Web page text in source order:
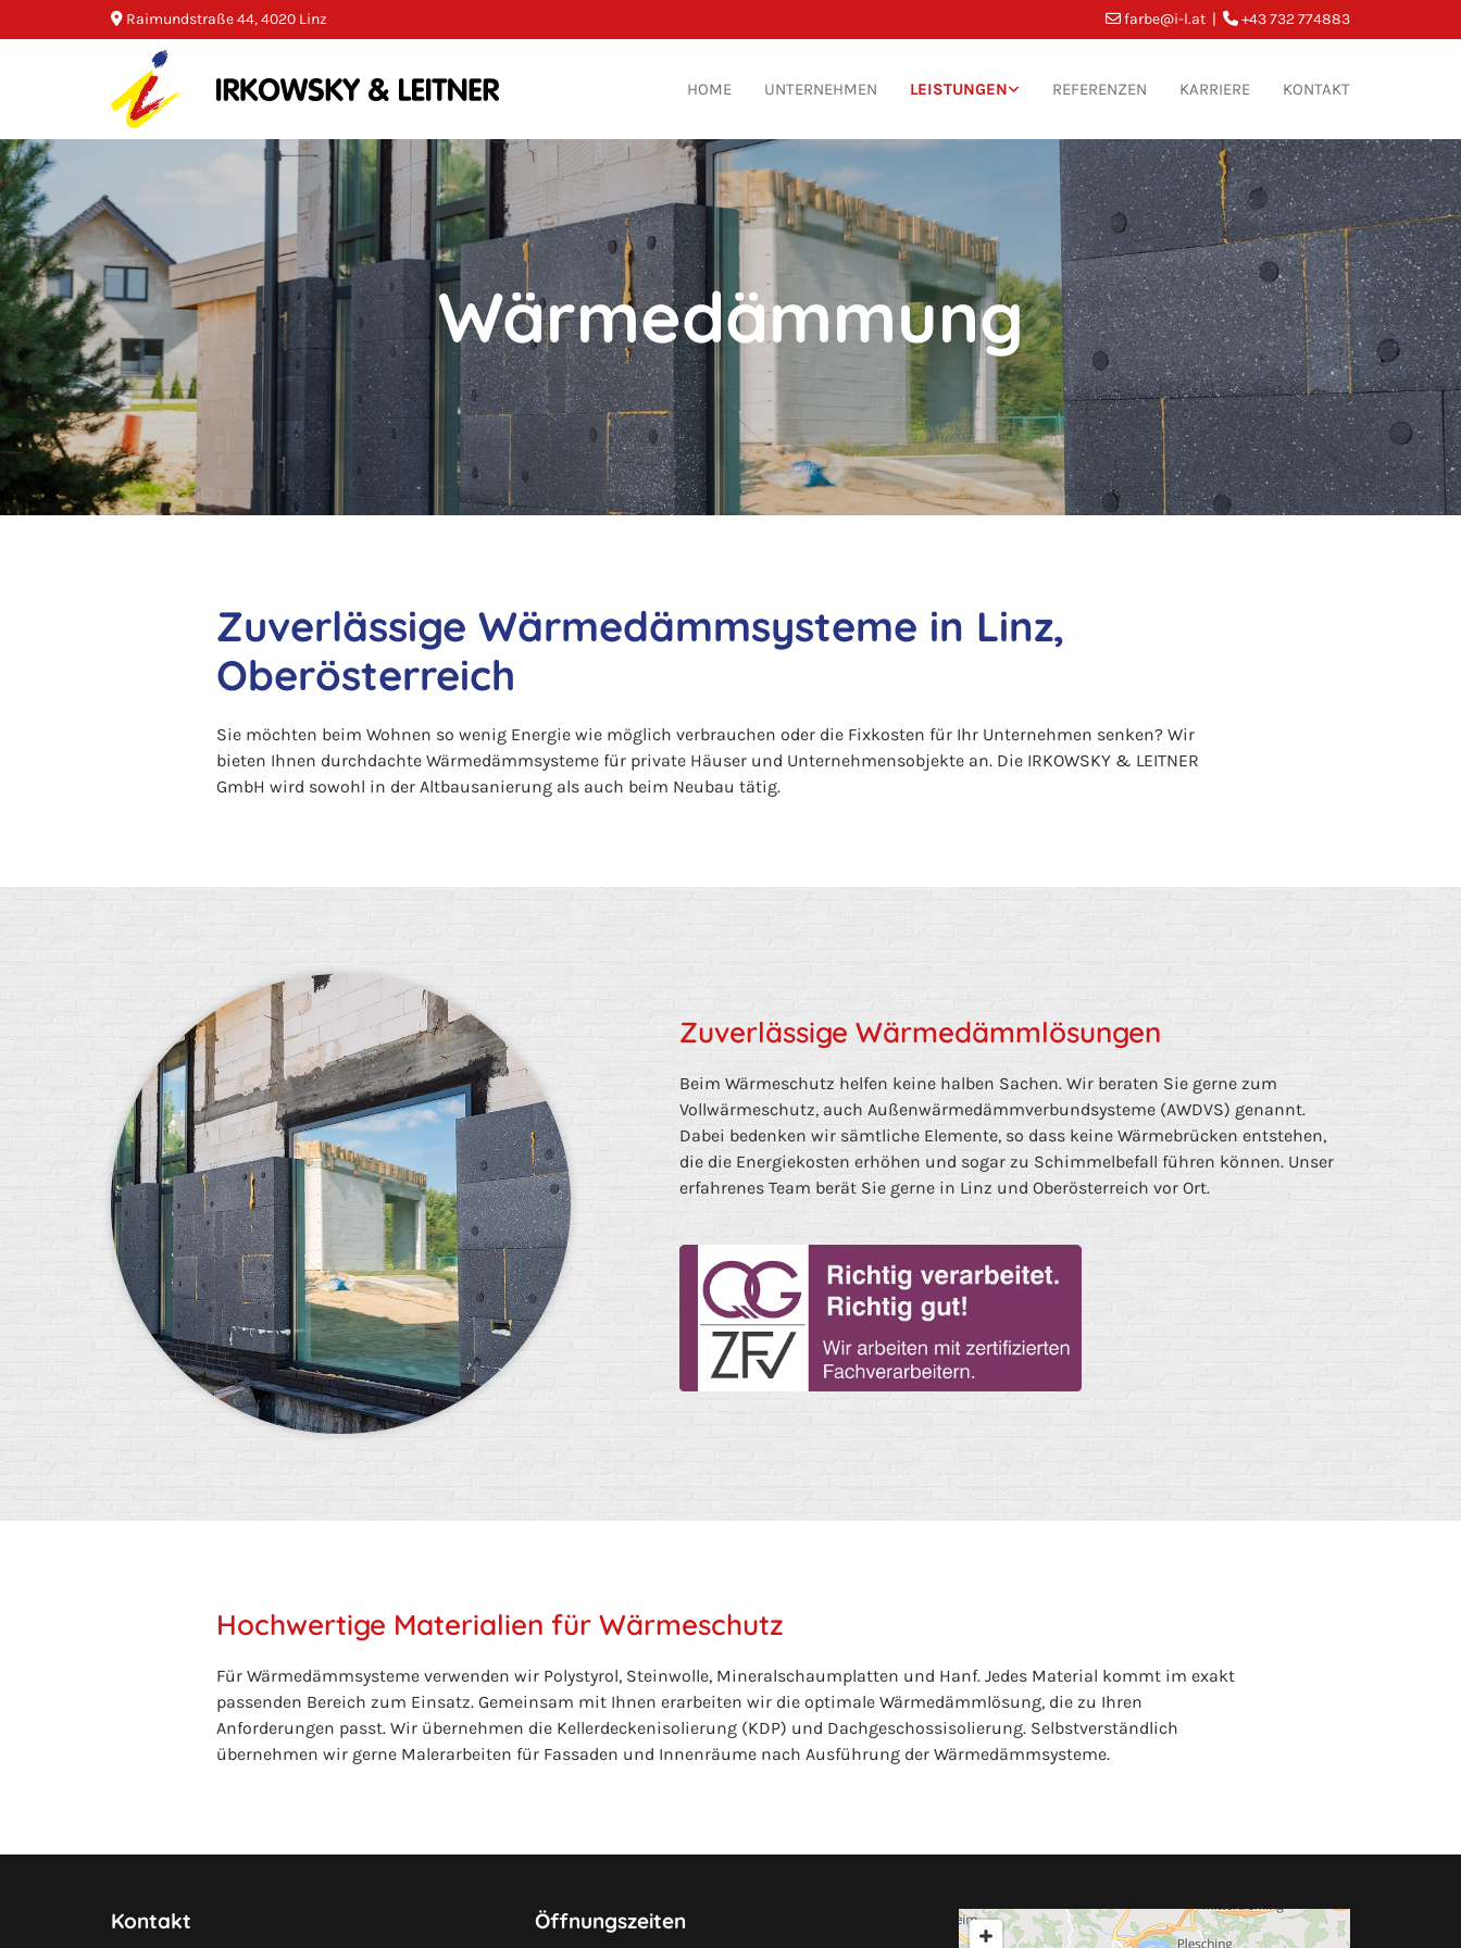
 Raimundstraße 44, 4020 Linz  farbe@i-l.at|  +43 732 774883
HOME UNTERNEHMEN LEISTUNGEN REFERENZEN KARRIERE KONTAKT
Wärmedämmung
Zuverlässige Wärmedämmsysteme in Linz,
Oberösterreich
Sie möchten beim Wohnen so wenig Energie wie möglich verbrauchen oder die Fixkosten für Ihr Unternehmen senken? Wir
bieten Ihnen durchdachte Wärmedämmsysteme für private Häuser und Unternehmensobjekte an. Die IRKOWSKY & LEITNER
GmbH wird sowohl in der Altbausanierung als auch beim Neubau tätig.
Zuverlässige Wärmedämmlösungen
Beim Wärmeschutz helfen keine halben Sachen. Wir beraten Sie gerne zum
Vollwärmeschutz, auch Außenwärmedämmverbundsysteme (AWDVS) genannt.
Dabei bedenken wir sämtliche Elemente, so dass keine Wärmebrücken entstehen,
die die Energiekosten erhöhen und sogar zu Schimmelbefall führen können. Unser
erfahrenes Team berät Sie gerne in Linz und Oberösterreich vor Ort.
Hochwertige Materialien für Wärmeschutz
Für Wärmedämmsysteme verwenden wir Polystyrol, Steinwolle, Mineralschaumplatten und Hanf. Jedes Material kommt im exakt
passenden Bereich zum Einsatz. Gemeinsam mit Ihnen erarbeiten wir die optimale Wärmedämmlösung, die zu Ihren
Anforderungen passt. Wir übernehmen die Kellerdeckenisolierung (KDP) und Dachgeschossisolierung. Selbstverständlich
übernehmen wir gerne Malerarbeiten für Fassaden und Innenräume nach Ausführung der Wärmedämmsysteme.
Kontakt Öffnungszeiten